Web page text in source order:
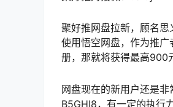
聚好推网盘拉新，顾名
使用悟空网盘，作为推
册，那就将获得最高900
网盘现在的新用户还是
B5GHI8，有一定的执行